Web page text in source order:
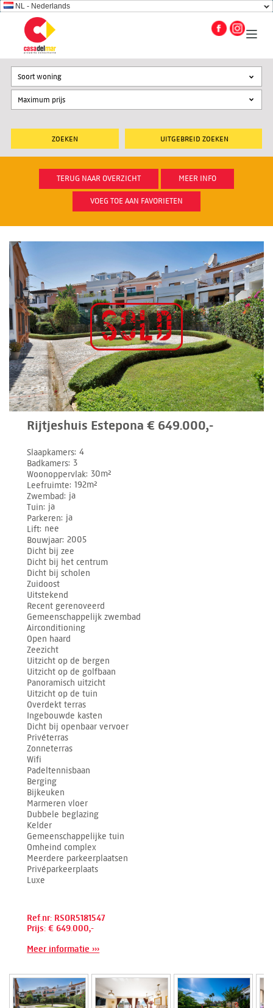
NL - Nederlands
UITGEBREID ZOEKEN
Soort woning
TERUG NAAR OVERZICHT MEER INFO
VOEG TOE AAN FAVORIETEN
Rijtjeshuis Estepona € 649.000,-
Slaapkamers 4
Badkamers 3
Woonoppervlak 30m²
Leefruimte 192m²
Zwembad ja
Tuin ja
Parkeren ja
Lift nee
Bouwjaar 2005
Dicht bij zee
Dicht bij het centrum
Dicht bij scholen
Zuidoost
Uitstekend
Recent gerenoveerd
Gemeenschappelijk zwembad
Airconditioning
Open haard
Zeezicht
Uitzicht op de bergen
Uitzicht op de golfbaan
Panoramisch uitzicht
Uitzicht op de tuin
Overdekt terras
Ingebouwde kasten
Dicht bij openbaar vervoer
Privéterras
Zonneterras
Wifi
Padeltennisbaan
Berging
Bijkeuken
Marmeren vloer
Dubbele beglazing
Kelder
Gemeenschappelijke tuin
Omheind complex
Meerdere parkeerplaatsen
Privéparkeerplaats
Luxe
Ref.nr: RSOR5181547
Prijs: € 649.000,-
Meer informatie ›››